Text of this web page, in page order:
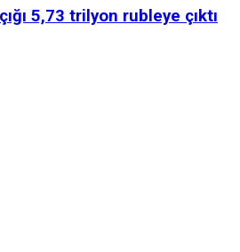
5,73 trilyon rubleye çıktı